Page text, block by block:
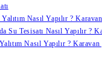
Nasıl Yapılır ?
Su Tesisatı Nasıl Yapılır ?
Nasıl Yapılır ?